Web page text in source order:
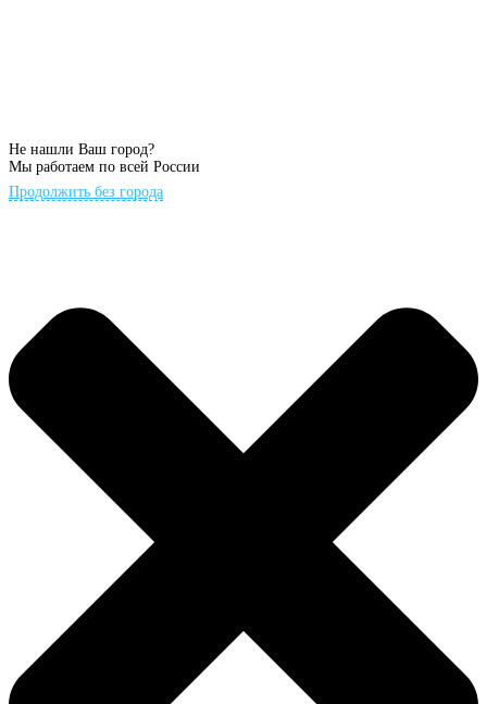
Не нашли Ваш город?
Мы работаем по всей России
Продолжить без города